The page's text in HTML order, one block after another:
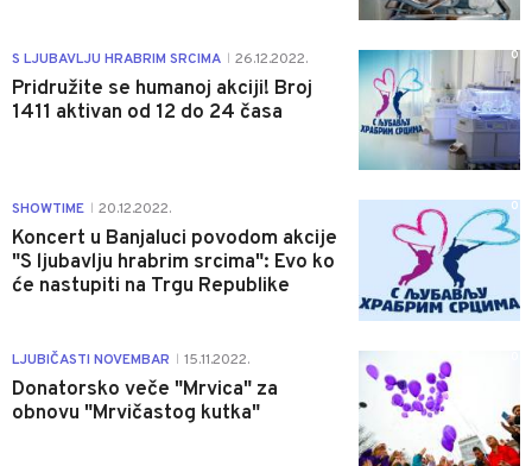
S LJUBAVLJU HRABRIM SRCIMA 26.12.2022.
Pridružite se humanoj akciji! Broj
1411 aktivan od 12 do 24 časa
0
SHOWTIME 20.12.2022.
Koncert u Banjaluci povodom akcije
"S ljubavlju hrabrim srcima": Evo ko
će nastupiti na Trgu Republike
0
LJUBIČASTI NOVEMBAR 15.11.2022.
Donatorsko veče "Mrvica" za
obnovu "Mrvičastog kutka"